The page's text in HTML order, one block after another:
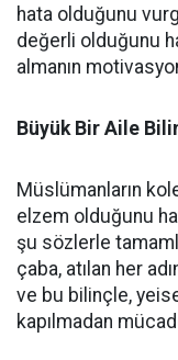
hata olduğunu
değerli olduğunu
almanın
Büyük Bir Aile
Müslümanların
elzem olduğunu
şu sözlerle
çaba, atılan her
ve bu bilinçle,
kapılmadan